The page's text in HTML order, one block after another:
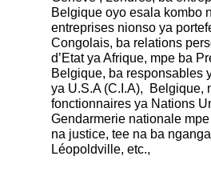
Belgique oyo esala kombo
entreprises nionso ya
Congolais, ba relations
d’Etat ya Afrique, mpe ba
Belgique, ba responsables
ya U.S.A (C.I.A), Belgique,
fonctionnaires ya Nations
Gendarmerie nationale
na justice, tee na ba
Léopoldville, etc.,